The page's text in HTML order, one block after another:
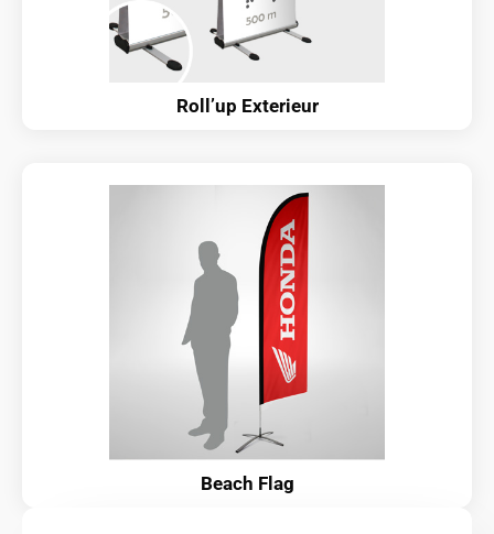
Roll’up Exterieur
Beach Flag